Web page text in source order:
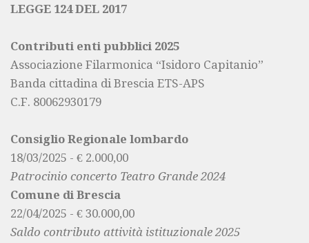
LEGGE 124 DEL 2017
Contributi enti pubblici 2025
Associazione Filarmonica “Isidoro Capitanio”
Banda cittadina di Brescia ETS-APS
C.F. 80062930179
Consiglio Regionale lombardo
18/03/2025 - € 2.000,00
Patrocinio concerto Teatro Grande 2024
Comune di Brescia
22/04/2025 - € 30.000,00
Saldo contributo attività istituzionale 2025